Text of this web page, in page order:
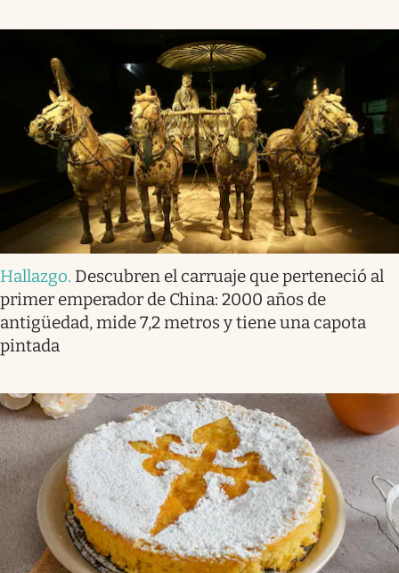
Hallazgo. Descubren el carruaje que perteneció al
primer emperador de China: 2000 años de
antigüedad, mide 7,2 metros y tiene una capota
pintada